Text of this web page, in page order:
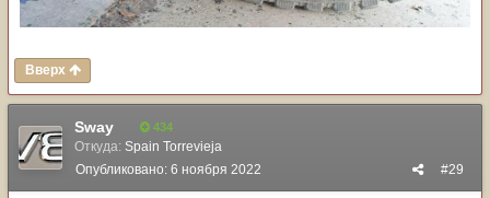
Вверх
Sway 434
Откуда: Spain Torrevieja
#29
Опубликовано: 6 ноября 2022